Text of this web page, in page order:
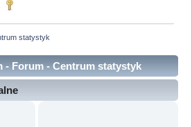
statystyk
- Forum - Centrum statystyk